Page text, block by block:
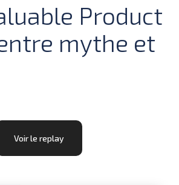
Product
mythe et
Voir le replay